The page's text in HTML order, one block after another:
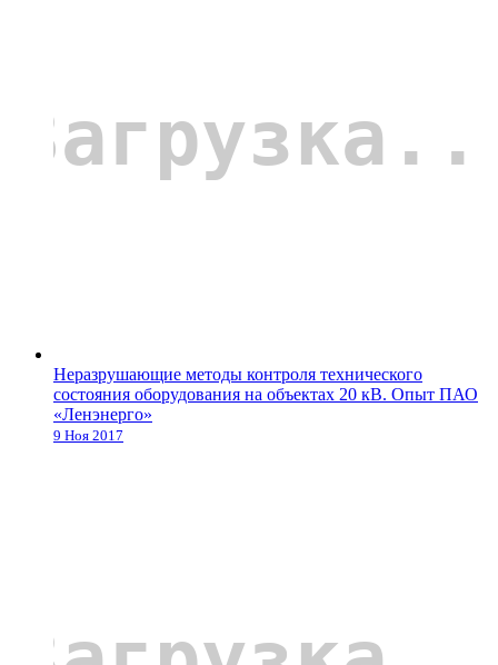
Неразрушающие методы контроля технического
состояния оборудования на объектах 20 кВ. Опыт ПАО
«Ленэнерго»
9 Ноя 2017